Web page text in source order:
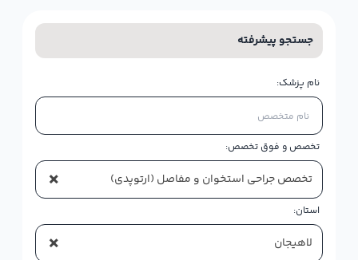
جستجو پیشرفته
نام پزشک:
تخصص و فوق تخصص:
× تخصص جراحی استخوان و مفاصل (ارتوپدی)
استان:
× لاهیجان